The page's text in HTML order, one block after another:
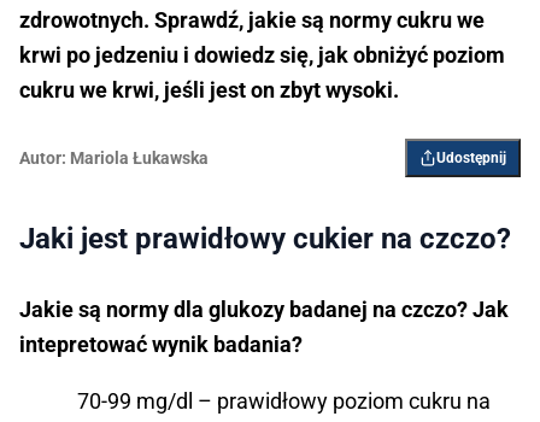
zdrowotnych. Sprawdź, jakie są normy cukru we
krwi po jedzeniu i dowiedz się, jak obniżyć poziom
cukru we krwi, jeśli jest on zbyt wysoki.
Autor: Mariola Łukawska Udostępnij
Jaki jest prawidłowy cukier na czczo?
Jakie są normy dla glukozy badanej na czczo? Jak
intepretować wynik badania?
70-99 mg/dl – prawidłowy poziom cukru na